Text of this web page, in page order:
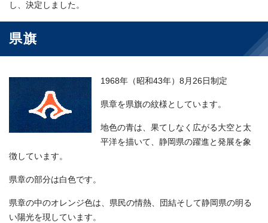
し、決定しました。
県旗
1968年（昭和43年）8月26日制定
県章を県旗の紋様としています。
地色の青は、果てしなく広がる大空と太
平洋を描いて、静岡県の躍進と発展を象
徴しています。
県章の部分は白色です。
県章の中のオレンジ色は、県民の情熱、団結そして静岡県の明る
い陽光を現しています。